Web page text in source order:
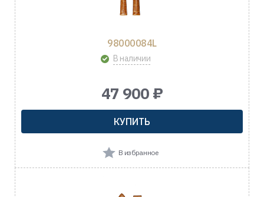
98000084L
В наличии
47 900 ₽
КУПИТЬ
В избранное